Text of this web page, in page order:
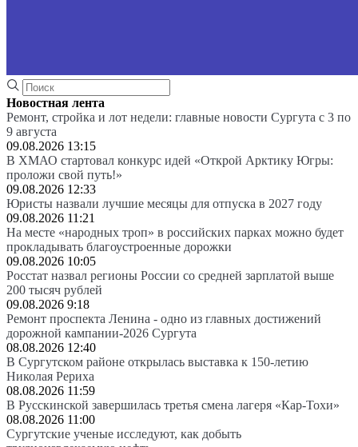
Новостная лента
Ремонт, стройка и лот недели: главные новости Сургута с 3 по
9 августа
09.08.2026 13:15
В ХМАО стартовал конкурс идей «Открой Арктику Югры:
проложи свой путь!»
09.08.2026 12:33
Юристы назвали лучшие месяцы для отпуска в 2027 году
09.08.2026 11:21
На месте «народных троп» в российских парках можно будет
прокладывать благоустроенные дорожки
09.08.2026 10:05
Росстат назвал регионы России со средней зарплатой выше
200 тысяч рублей
09.08.2026 9:18
Ремонт проспекта Ленина - одно из главных достижений
дорожной кампании-2026 Сургута
08.08.2026 12:40
В Сургутском районе открылась выставка к 150-летию
Николая Рериха
08.08.2026 11:59
В Русскинской завершилась третья смена лагеря «Кар-Тохи»
08.08.2026 11:00
Сургутские ученые исследуют, как добыть